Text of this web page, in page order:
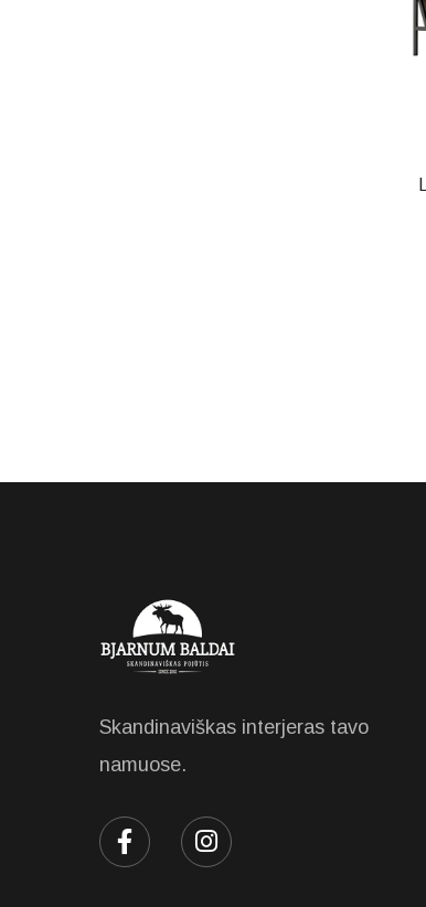
Skandinaviškas interjeras tavo
namuose.